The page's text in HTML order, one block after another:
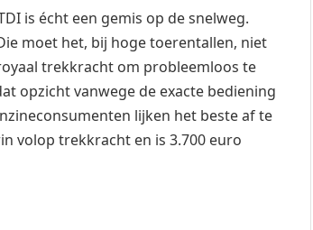
is écht een gemis op de snelweg.
moet het, bij hoge toerentallen, niet
trekkracht om probleemloos te
opzicht vanwege de exacte bediening
lijken het beste af te
volop trekkracht en is 3.700 euro